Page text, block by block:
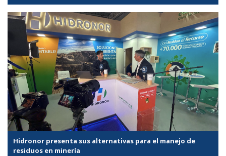
Hidronor presenta sus alternativas para el manejo de
residuos en minería